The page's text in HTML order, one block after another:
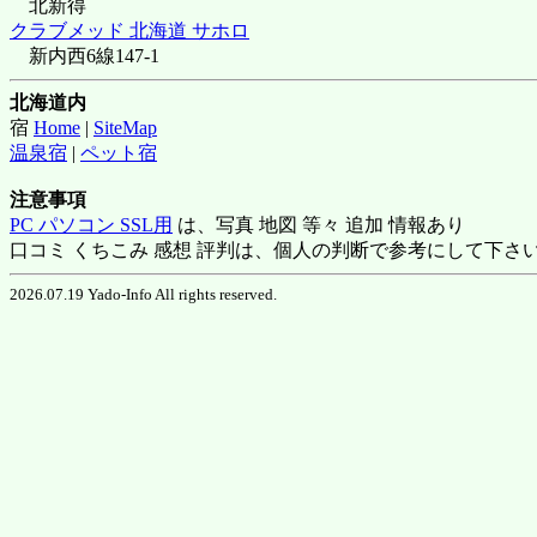
北新得
クラブメッド 北海道 サホロ
新内西6線147-1
北海道内
宿 Home | SiteMap
温泉宿 | ペット宿
注意事項
PC パソコン SSL用 は、写真 地図 等々 追加 情報あり
口コミ くちこみ 感想 評判は、個人の判断で参考にして下さ
2026.07.19 Yado-Info All rights reserved.